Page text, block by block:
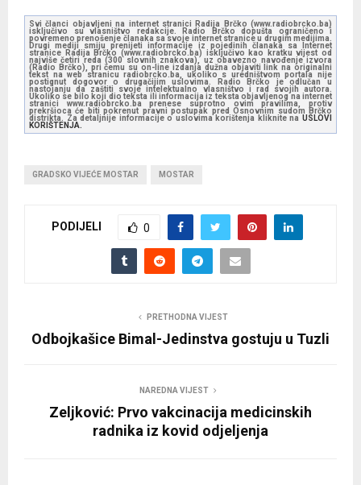
Svi članci objavljeni na internet stranici Radija Brčko (www.radiobrcko.ba)
isključivo su vlasništvo redakcije. Radio Brčko dopušta ograničeno i
povremeno prenošenje članaka sa svoje internet stranice u drugim medijima.
Drugi mediji smiju prenijeti informacije iz pojedinih članaka sa Internet
stranice Radija Brčko (www.radiobrcko.ba) isključivo kao kratku vijest od
najviše četiri reda (300 slovnih znakova), uz obavezno navođenje izvora
(Radio Brčko), pri čemu su on-line izdanja dužna objaviti link na originalni
tekst na web stranicu radiobrcko.ba, ukoliko s uredništvom portala nije
postignut dogovor o drugačijim uslovima. Radio Brčko je odlučan u
nastojanju da zaštiti svoje intelektualno vlasništvo i rad svojih autora.
Ukoliko se bilo koji dio teksta ili informacija iz teksta objavljenog na internet
stranici www.radiobrcko.ba prenese suprotno ovim pravilima, protiv
prekršioca će biti pokrenut pravni postupak pred Osnovnim sudom Brčko
distrikta. Za detaljnije informacije o uslovima korištenja kliknite na USLOVI
KORIŠTENJA.
GRADSKO VIJEĆE MOSTAR MOSTAR
PODIJELI 0
PRETHODNA VIJEST
Odbojkašice Bimal-Jedinstva gostuju u Tuzli
NAREDNA VIJEST
Zeljković: Prvo vakcinacija medicinskih
radnika iz kovid odjeljenja